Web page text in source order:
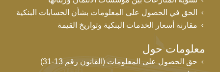
الحق في الحصول على المعلومات بشأن الحسابات البنكية
مقارنة أسعار الخدمات البنكية وتواريخ القيمة
معلومات حول
حق الحصول على المعلومات (القانون رقم 13-31)